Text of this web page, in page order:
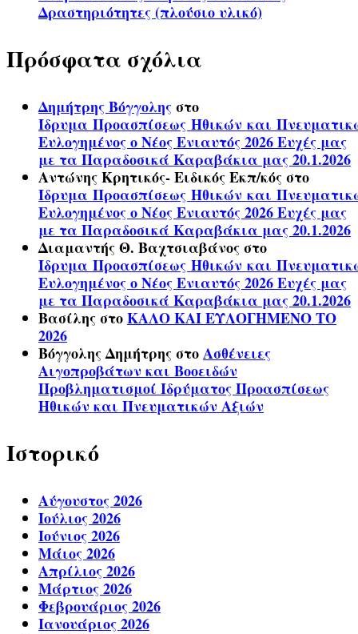
Δραστηριότητες (πλούσιο υλικό)
Πρόσφατα σχόλια
Δημήτρης Βόγγοληςστο
Ίδρυμα Προασπίσεως Ηθικών και
Ευλογημένος ο Νέος Ενιαυτός 2026 Ευχές μας
με τα Παραδοσικά Καραβάκια μας 20.1.2026
Αντώνης Κρητικός- Ειδικός Εκπ/κόςστο
Ίδρυμα Προασπίσεως Ηθικών και
Ευλογημένος ο Νέος Ενιαυτός 2026 Ευχές μας
με τα Παραδοσικά Καραβάκια μας 20.1.2026
Διαμαντής Θ. Βαχτσιαβάνοςστο
Ίδρυμα Προασπίσεως Ηθικών και
Ευλογημένος ο Νέος Ενιαυτός 2026 Ευχές μας
με τα Παραδοσικά Καραβάκια μας 20.1.2026
ΒασίληςστοΚΑΛΟ ΚΑΙ ΕΥΛΟΓΗΜΕΝΟ ΤΟ
2026
Βόγγολης ΔημήτρηςστοΑσθένειες
Αιγοπροβάτων και Βοοειδών
Προβληματισμοί Ιδρύματος Προασπίσεως
Ηθικών και Πνευματικών Αξιών
Ιστορικό
Αύγουστος 2026
Ιούλιος 2026
Ιούνιος 2026
Μάιος 2026
Απρίλιος 2026
Μάρτιος 2026
Φεβρουάριος 2026
Ιανουάριος 2026